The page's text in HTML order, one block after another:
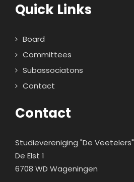
Quick Links
Board
Committees
Subassociatons
Contact
Contact
Studievereniging "De Veetelers"
De Elst 1
6708 WD Wageningen